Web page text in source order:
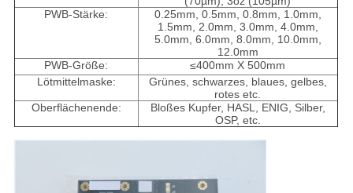
PWB-Stärke:
0.25mm, 0.5mm, 0.8mm, 1.0mm,
1.5mm, 2.0mm, 3.0mm, 4.0mm,
5.0mm, 6.0mm, 8.0mm, 10.0mm,
12.0mm
PWB-Größe:
≤400mm X 500mm
Lötmittelmaske:
Grünes, schwarzes, blaues, gelbes,
rotes etc.
Oberflächenende:
Bloßes Kupfer, HASL, ENIG, Silber,
OSP, etc.